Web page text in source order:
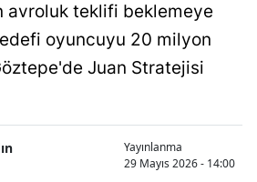
avroluk teklifi beklemeye
oyuncuyu 20 milyon
Juan Stratejisi
Yayınlanma
29 Mayıs 2026 - 14:00